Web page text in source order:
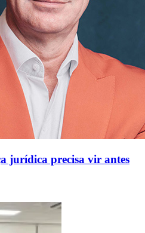
jurídica precisa vir antes